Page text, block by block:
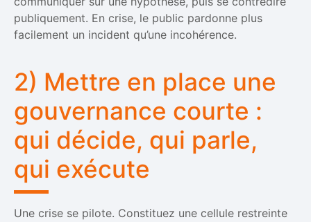
publiquement. En crise, le public pardonne plus
facilement un incident qu’une incohérence.
2) Mettre en place une
gouvernance courte :
qui décide, qui parle,
qui exécute
Une crise se pilote. Constituez une cellule restreinte